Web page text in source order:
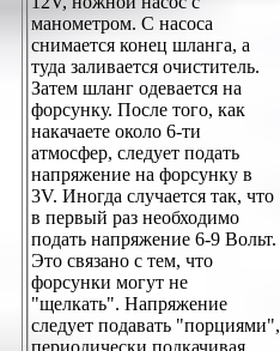
манометром. С насоса
снимается конец шланга, а
туда заливается очиститель.
Затем шланг одевается на
форсунку. После того, как
накачаете около 6-ти
атмосфер, следует подать
напряжение на форсунку в
3V. Иногда случается так, что
в первый раз необходимо
подать напряжение 6-9 Вольт.
Это связано с тем, что
форсунки могут не
"щелкать". Напряжение
следует подавать "порциями",
периодически подкачивая